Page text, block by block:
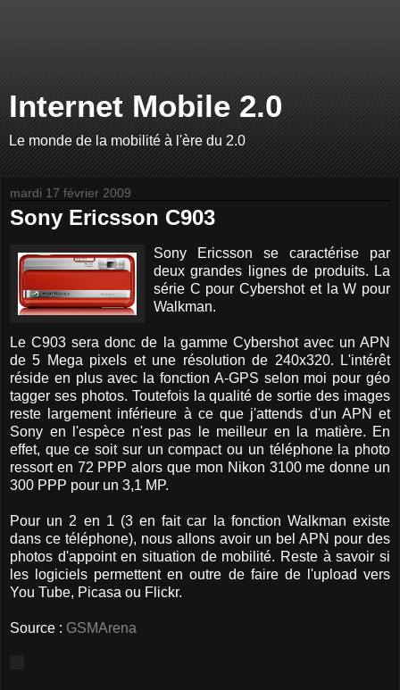
Internet Mobile 2.0
Le monde de la mobilité à l'ère du 2.0
mardi 17 février 2009
Sony Ericsson C903
Sony Ericsson se caractérise par
deux grandes lignes de produits. La
série C pour Cybershot et la W pour
Walkman.
Le C903 sera donc de la gamme Cybershot avec un APN
de 5 Mega pixels et une résolution de 240x320. L'intérêt
réside en plus avec la fonction A-GPS selon moi pour géo
tagger ses photos. Toutefois la qualité de sortie des images
reste largement inférieure à ce que j'attends d'un APN et
Sony en l'espèce n'est pas le meilleur en la matière. En
effet, que ce soit sur un compact ou un téléphone la photo
ressort en 72 PPP alors que mon Nikon 3100 me donne un
300 PPP pour un 3,1 MP.
Pour un 2 en 1 (3 en fait car la fonction Walkman existe
dans ce téléphone), nous allons avoir un bel APN pour des
photos d'appoint en situation de mobilité. Reste à savoir si
les logiciels permettent en outre de faire de l'upload vers
You Tube, Picasa ou Flickr.
Source : GSMArena